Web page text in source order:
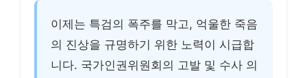
이제는 특검의 폭주를 막고, 억울한 죽음
의 진상을 규명하기 위한 노력이 시급합
니다. 국가인권위원회의 고발 및 수사 의